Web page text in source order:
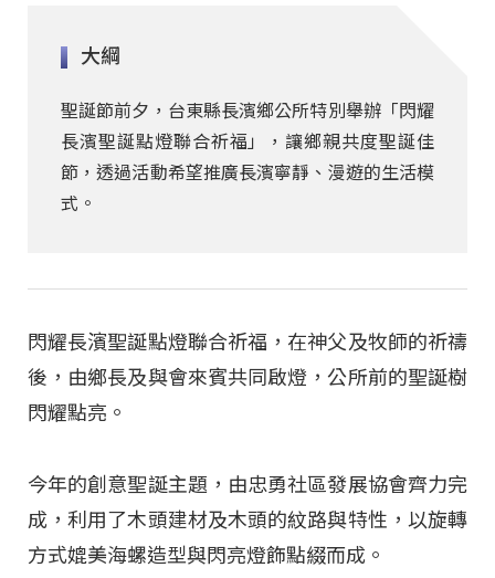
大綱
聖誕節前夕，台東縣長濱鄉公所特別舉辦「閃耀
長濱聖誕點燈聯合祈福」，讓鄉親共度聖誕佳
節，透過活動希望推廣長濱寧靜、漫遊的生活模
式。
閃耀長濱聖誕點燈聯合祈福，在神父及牧師的祈禱
後，由鄉長及與會來賓共同啟燈，公所前的聖誕樹
閃耀點亮。
今年的創意聖誕主題，由忠勇社區發展協會齊力完
成，利用了木頭建材及木頭的紋路與特性，以旋轉
方式媲美海螺造型與閃亮燈飾點綴而成。